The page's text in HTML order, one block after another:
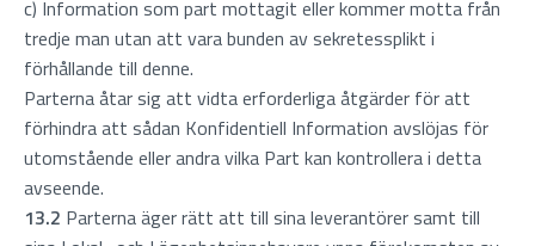
c) Information som part mottagit eller kommer motta från
tredje man utan att vara bunden av sekretessplikt i
förhållande till denne.
Parterna åtar sig att vidta erforderliga åtgärder för att
förhindra att sådan Konfidentiell Information avslöjas för
utomstående eller andra vilka Part kan kontrollera i detta
avseende.
13.2 Parterna äger rätt att till sina leverantörer samt till